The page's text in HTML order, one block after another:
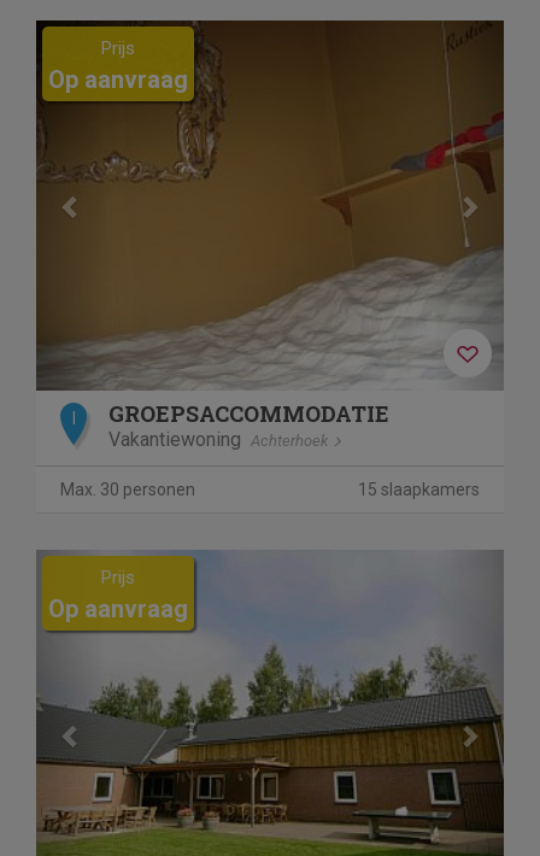
Previous Next
Prijs
Op aanvraag
GROEPSACCOMMODATIE
Vakantiewoning Achterhoek
Max. 30 personen 15 slaapkamers
Previous
Prijs
Op aanvraag